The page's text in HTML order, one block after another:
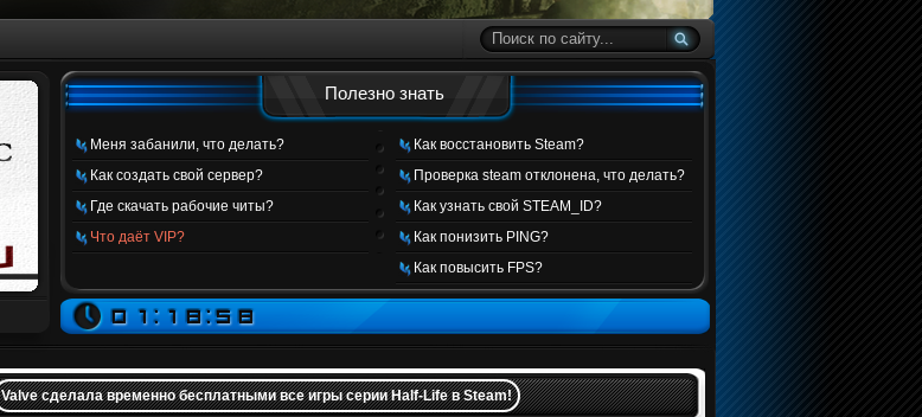
Полезно знать
Меня забанили, что делать?
Как создать свой сервер?
Где скачать рабочие читы?
Что даёт VIP?
Как восстановить Steam?
Проверка steam отклонена, что делать?
Как узнать свой STEAM_ID?
Как понизить PING?
Как повысить FPS?
Valve сделала временно бесплатными все игры серии Half-Life в Steam!